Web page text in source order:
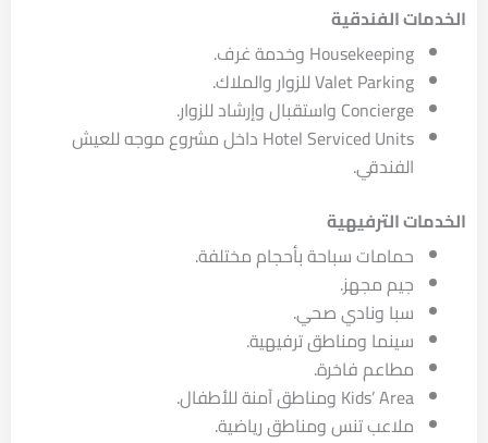
الخدمات الفندقية
Housekeeping وخدمة غرف.
Valet Parking للزوار والملاك.
Concierge واستقبال وإرشاد للزوار.
Hotel Serviced Units داخل مشروع موجه للعيش
الفندقي.
الخدمات الترفيهية
حمامات سباحة بأحجام مختلفة.
جيم مجهز.
سبا ونادي صحي.
سينما ومناطق ترفيهية.
مطاعم فاخرة.
Kids’ Area ومناطق آمنة للأطفال.
ملاعب تنس ومناطق رياضية.